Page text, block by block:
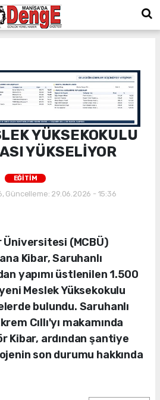
YÜKSEKOKULU
YÜKSELİYOR
EĞİTİM
Güncelleme: 29.06.2026 - 15:36
Üniversitesi (MCBÜ)
Kibar, Saruhanlı
yapımı üstlenilen 1.500
Meslek Yüksekokulu
bulundu. Saruhanlı
Cıllı'yı makamında
Kibar, ardından şantiye
son durumu hakkında